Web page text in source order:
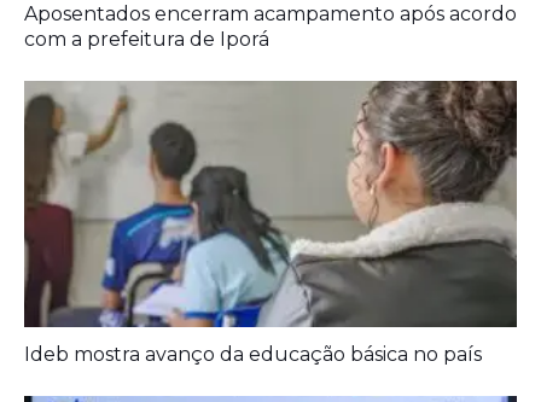
Aposentados encerram acampamento após acordo
com a prefeitura de Iporá
Ideb mostra avanço da educação básica no país